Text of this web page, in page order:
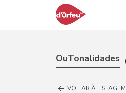
OuTonalidades
VOLTAR À LISTAGEM